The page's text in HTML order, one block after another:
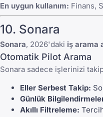
En uygun kullanım: Finans,
10. Sonara
Sonara, 2026'daki iş arama
Otomatik Pilot Arama
Sonara sadece işlerinizi
Eller Serbest Takip:
Günlük
Akıllı Filtreleme: